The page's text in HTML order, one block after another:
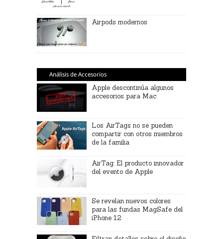
Airpods modernos
Análisis de Accesorios
Apple descontinúa algunos
accesorios para Mac
Los AirTags no se pueden
compartir con otros miembros
de la familia
AirTag: El producto innovador
del evento de Apple
Se revelan nuevos colores
para las fundas MagSafe del
iPhone 12